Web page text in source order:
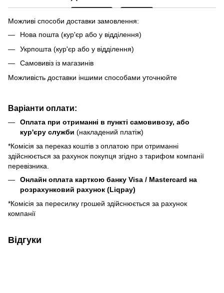
Можливі способи доставки замовлення:
Нова пошта (кур'єр або у відділення)
Укрпошта (кур'єр або у відділення)
Самовивіз із магазинів
Можливість доставки іншими способами уточнюйте
Варіанти оплати:
Оплата при отриманні в пункті самовивозу, або
кур'єру служби (накладений платіж)
*Комісія за переказ коштів з оплатою при отриманні
здійснюється за рахунок покупця згідно з тарифом компанії
перевізника.
Онлайн оплата карткою банку Visa / Mastercard на
розрахунковий рахунок (Liqpay)
*Комісія за пересилку грошей здійснюється за рахунок
компанії
Відгуки